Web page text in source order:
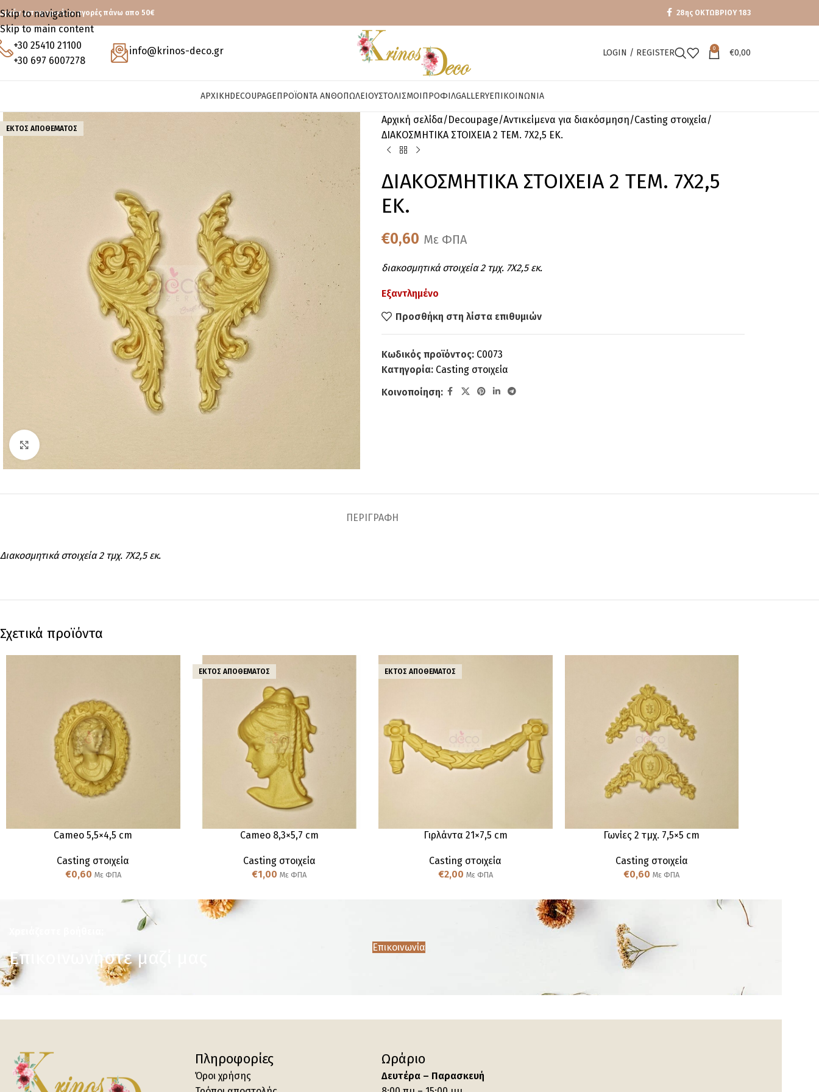
Skip to navigation
Skip to main content
μεταφορικά με αγορές πάνω απο 50€ 28ης ΟΚΤΩΒΡΙΟΥ 183
+30 25410 21100
+30 697 6007278
info@krinos-deco.gr LOGIN / REGISTER 0 €0,00
ΑΡΧΙΚΉDECOUPAGEΠΡΟΪΌΝΤΑ ΑΝΘΟΠΩΛΕΊΟΥΣΤΟΛΙΣΜΟΊΠΡΟΦΊΛGALLERYΕΠΙΚΟΙΝΩΝΊΑ
ΕΚΤΌΣ ΑΠΟΘΈΜΑΤΟΣ
Αρχική σελίδα Decoupage Αντικείμενα για διακόσμηση Casting στοιχεία
ΔΙΑΚΟΣΜΗΤΙΚΑ ΣΤΟΙΧΕΙΑ 2 ΤΕΜ. 7Χ2,5 ΕΚ.
ΔΙΑΚΟΣΜΗΤΙΚΑ ΣΤΟΙΧΕΙΑ 2 ΤΕΜ. 7Χ2,5
ΕΚ.
€0,60 Με ΦΠΑ
διακοσμητικά στοιχεία 2 τμχ. 7Χ2,5 εκ.
Εξαντλημένο
Προσθήκη στη λίστα επιθυμιών
Κωδικός προϊόντος: C0073
Κατηγορία: Casting στοιχεία
Κοινοποίηση:
ΠΕΡΙΓΡΑΦΉ
Διακοσμητικά στοιχεία 2 τμχ. 7Χ2,5 εκ.
Σχετικά προϊόντα
Cameo 5,5×4,5 cm
Casting στοιχεία
€0,60 Με ΦΠΑ
ΕΚΤΌΣ ΑΠΟΘΈΜΑΤΟΣ
Cameo 8,3×5,7 cm
Casting στοιχεία
€1,00 Με ΦΠΑ
ΕΚΤΌΣ ΑΠΟΘΈΜΑΤΟΣ
Γιρλάντα 21×7,5 cm
Casting στοιχεία
€2,00 Με ΦΠΑ
Γωνίες 2 τμχ. 7,5×5 cm
Casting στοιχεία
€0,60 Με ΦΠΑ
Επικοινωνήστε μαζί μας Επικοινωνία
Πληροφορίες
Όροι χρήσης
Ωράριο
Δευτέρα – Παρασκευή